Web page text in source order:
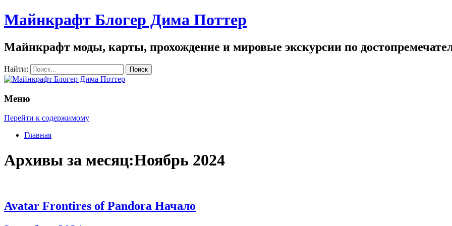
Майнкрафт Блогер Дима Поттер
Майнкрафт моды, карты, прохождение и мировые экскурсии по
Найти:
Меню
Перейти к содержимому
Главная
Архивы за месяц:Ноябрь 2024
Avatar Frontires of Pandora Начало